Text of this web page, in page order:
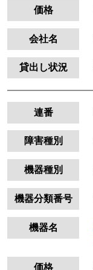
価格
会社名
貸出し状況
連番
障害種別
機器種別
機器分類番号
機器名
価格